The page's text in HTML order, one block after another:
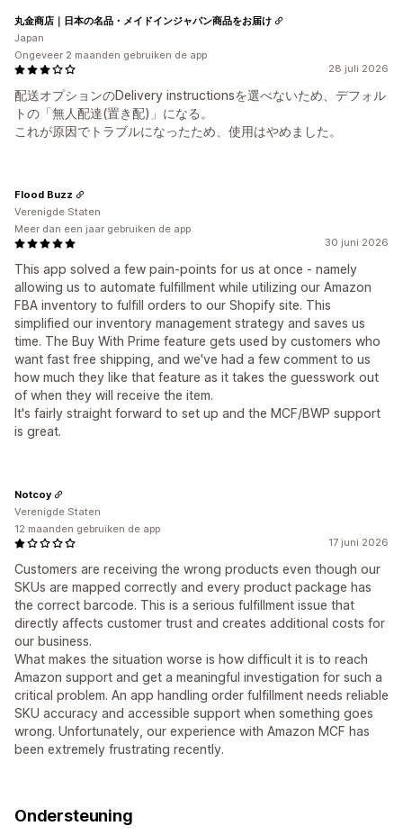
28 juli 2026
配送オプションのDelivery instructionsを選べないため、デフォル
トの「無人配達(置き配)」になる。
これが原因でトラブルになったため、使用はやめました。
丸金商店｜日本の名品・メイドインジャパン商品をお届け
Japan
Ongeveer 2 maanden gebruiken de app
30 juni 2026
This app solved a few pain-points for us at once - namely
allowing us to automate fulfillment while utilizing our Amazon
FBA inventory to fulfill orders to our Shopify site. This
simplified our inventory management strategy and saves us
time. The Buy With Prime feature gets used by customers who
want fast free shipping, and we've had a few comment to us
how much they like that feature as it takes the guesswork out
of when they will receive the item.
It's fairly straight forward to set up and the MCF/BWP support
is great.
Flood Buzz
Verenigde Staten
Meer dan een jaar gebruiken de app
17 juni 2026
Customers are receiving the wrong products even though our
SKUs are mapped correctly and every product package has
the correct barcode. This is a serious fulfillment issue that
directly affects customer trust and creates additional costs for
our business.
What makes the situation worse is how difficult it is to reach
Amazon support and get a meaningful investigation for such a
critical problem. An app handling order fulfillment needs reliable
SKU accuracy and accessible support when something goes
wrong. Unfortunately, our experience with Amazon MCF has
been extremely frustrating recently.
Notcoy
Verenigde Staten
12 maanden gebruiken de app
Ondersteuning